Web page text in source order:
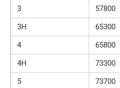
3
57800
3H
65300
4
65800
4H
73300
5
73700